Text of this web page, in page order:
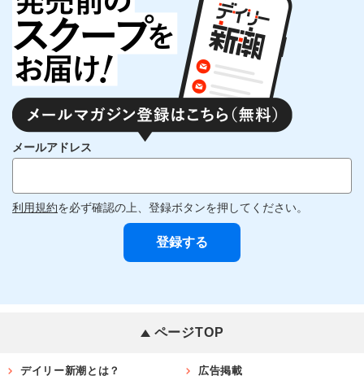
メールアドレス
利用規約を必ず確認の上、登録ボタンを押してください。
ページTOP
デイリー新潮とは？ 広告掲載